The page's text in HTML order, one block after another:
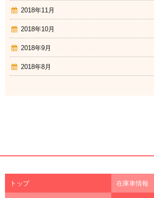
2018年11月
2018年10月
2018年9月
2018年8月
トップ 在庫車情報